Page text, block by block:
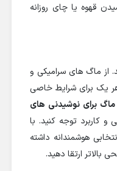
قهوه یا چای روزانه
از ماگ های سرامیکی و
یک برای شرایط خاصی
ماگ برای نوشیدنی های
کاربرد توجه کنید. با
هوشمندانه داشته
بالاتر ارتقا دهید.